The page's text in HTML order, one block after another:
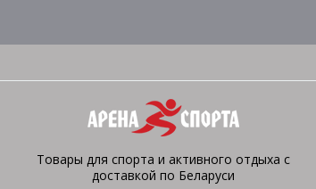
Товары для спорта и активного отдыха с
доставкой по Беларуси